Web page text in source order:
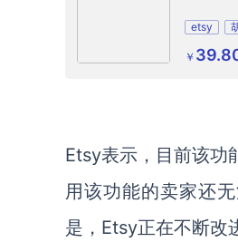
etsy
￥
Etsy表示，目前该功
用该功能的卖家还
是，Etsy正在不断改